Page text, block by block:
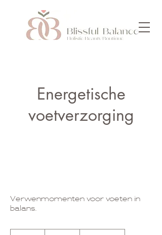
Energetische
voetverzorging
Verwenmomenten voor voeten in
balans.